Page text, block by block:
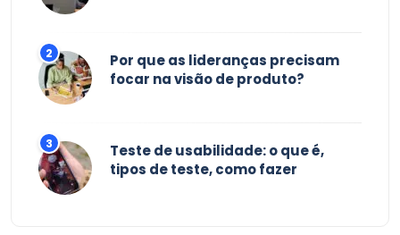
Por que as lideranças precisam
focar na visão de produto?
Teste de usabilidade: o que é,
tipos de teste, como fazer